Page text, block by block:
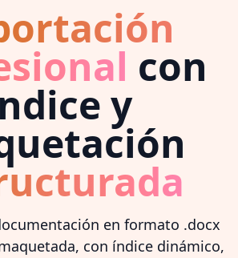
con
y
en formato .docx
con índice dinámico,